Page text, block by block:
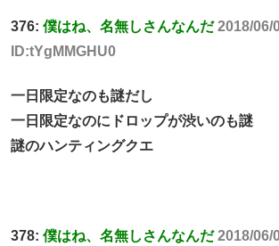
376: 僕はね、名無しさんなんだ 2018/06/
ID:tYgMMGHU0
一日限定なのも謎だし
一日限定なのにドロップが渋いのも謎
謎のハンティングクエ
378: 僕はね、名無しさんなんだ 2018/06/